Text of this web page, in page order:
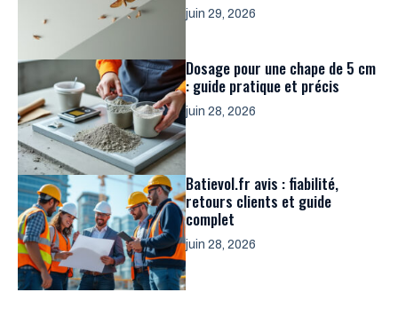
juin 29, 2026
Dosage pour une chape de 5 cm
: guide pratique et précis
juin 28, 2026
Batievol.fr avis : fiabilité,
retours clients et guide
complet
juin 28, 2026